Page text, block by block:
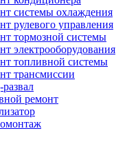
системы охлаждения
рулевого управления
тормозной системы
электрооборудования
топливной системы
трансмиссии
ремонт